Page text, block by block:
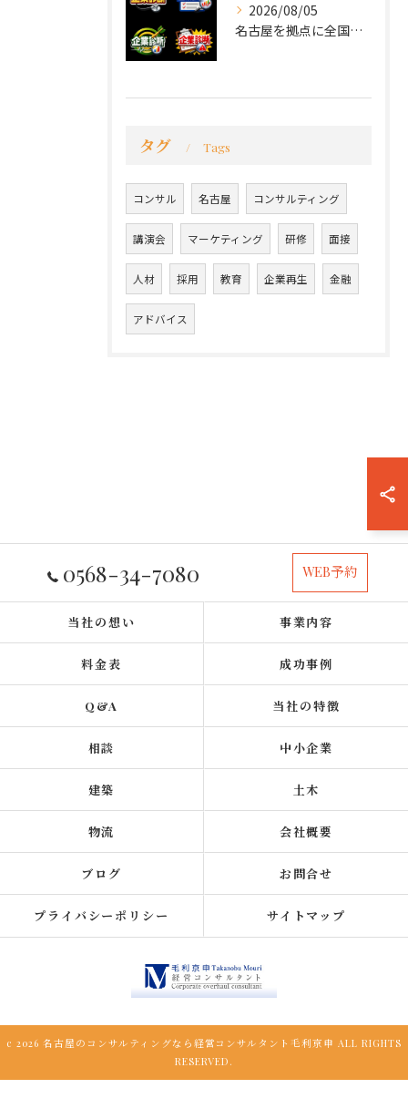
2026/08/05
名古屋を拠点に全国で活動する 経営コンサルタントの 毛利京申...
タグ Tags
コンサル 名古屋 コンサルティング
講演会 マーケティング 研修 面接
人材 採用 教育 企業再生 金融
アドバイス
0568-34-7080 WEB予約
当社の想い 事業内容
料金表 成功事例
Q&A 当社の特徴
相談 中小企業
建築 土木
物流 会社概要
ブログ お問合せ
プライバシーポリシー サイトマップ
c 2026 名古屋のコンサルティングなら経営コンサルタント毛利京申 ALL RIGHTS
RESERVED.